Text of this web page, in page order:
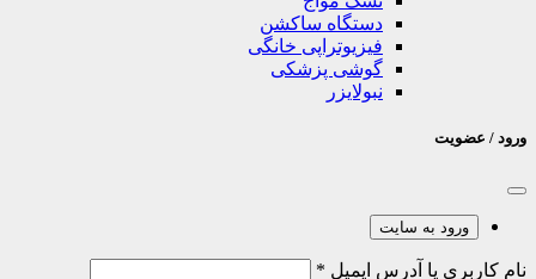
دستگاه ساکشن
فیزیوتراپی خانگی
گوشی پزشکی
نبولایزر
ورود / عضویت
ورود به سایت
نام کاربری یا آدرس ایمیل *